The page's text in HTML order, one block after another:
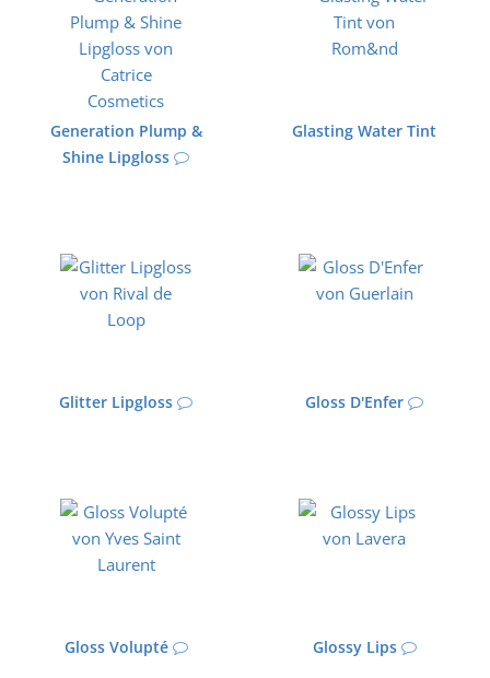
Generation Plump &
Shine Lipgloss
Glasting Water Tint
Glitter Lipgloss Gloss D'Enfer
Gloss Volupté Glossy Lips